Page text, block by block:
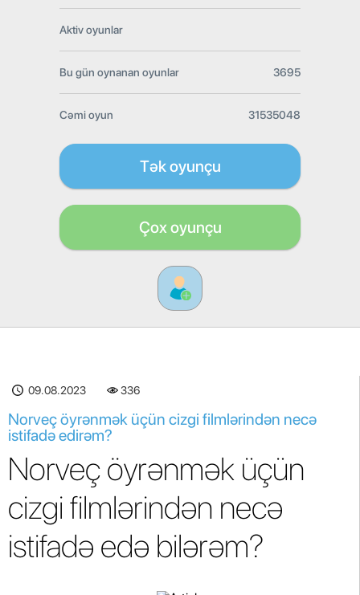
Aktiv oyunlar
Bu gün oynanan oyunlar 3695
Cəmi oyun 31535048
Tək oyunçu
Çox oyunçu
09.08.2023 336
Norveç öyrənmək üçün cizgi filmlərindən necə
istifadə edirəm?
Norveç öyrənmək üçün
cizgi filmlərindən necə
istifadə edə bilərəm?